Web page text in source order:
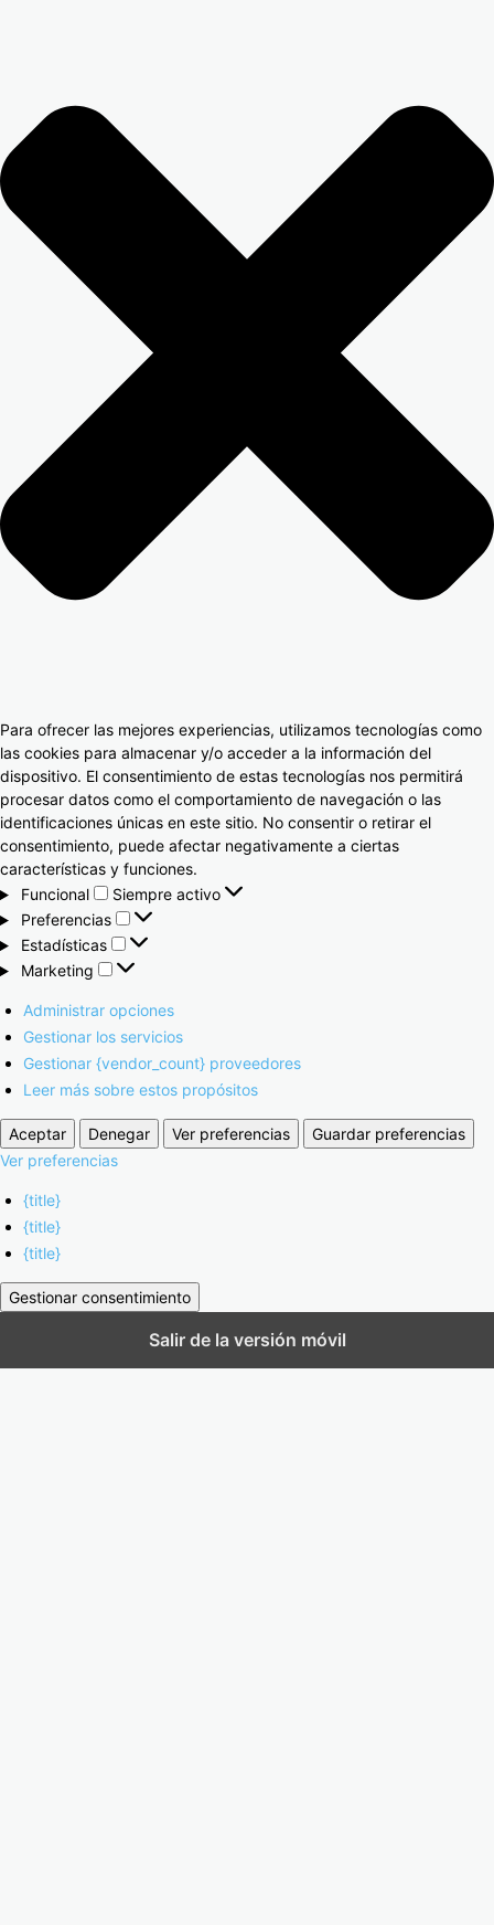
Para ofrecer las mejores experiencias, utilizamos tecnologías como
las cookies para almacenar y/o acceder a la información del
dispositivo. El consentimiento de estas tecnologías nos permitirá
procesar datos como el comportamiento de navegación o las
identificaciones únicas en este sitio. No consentir o retirar el
consentimiento, puede afectar negativamente a ciertas
características y funciones.
Funcional
Siempre activo
Preferencias
Estadísticas
Marketing
Administrar opciones
Gestionar los servicios
Gestionar {vendor_count} proveedores
Leer más sobre estos propósitos
Aceptar Denegar Ver preferencias
Guardar preferencias
Ver preferencias
{title}
{title}
{title}
Gestionar consentimiento
Salir de la versión móvil